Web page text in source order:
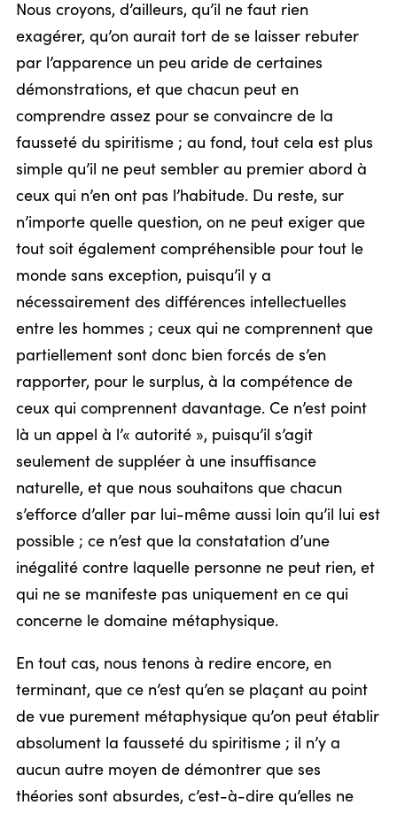
Nous croyons, d’ailleurs, qu’il ne faut rien
exagérer, qu’on aurait tort de se laisser rebuter
par l’apparence un peu aride de certaines
démonstrations, et que chacun peut en
comprendre assez pour se convaincre de la
fausseté du spiritisme ; au fond, tout cela est plus
simple qu’il ne peut sembler au premier abord à
ceux qui n’en ont pas l’habitude. Du reste, sur
n’importe quelle question, on ne peut exiger que
tout soit également compréhensible pour tout le
monde sans exception, puisqu’il y a
nécessairement des différences intellectuelles
entre les hommes ; ceux qui ne comprennent que
partiellement sont donc bien forcés de s’en
rapporter, pour le surplus, à la compétence de
ceux qui comprennent davantage. Ce n’est point
là un appel à l’« autorité », puisqu’il s’agit
seulement de suppléer à une insuffisance
naturelle, et que nous souhaitons que chacun
s’efforce d’aller par lui-même aussi loin qu’il lui est
possible ; ce n’est que la constatation d’une
inégalité contre laquelle personne ne peut rien, et
qui ne se manifeste pas uniquement en ce qui
concerne le domaine métaphysique.
En tout cas, nous tenons à redire encore, en
terminant, que ce n’est qu’en se plaçant au point
de vue purement métaphysique qu’on peut établir
absolument la fausseté du spiritisme ; il n’y a
aucun autre moyen de démontrer que ses
théories sont absurdes, c’est-à-dire qu’elles ne